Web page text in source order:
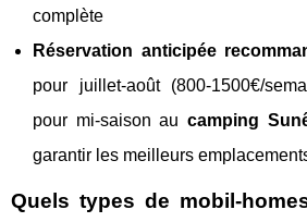
complète
Réservation anticipée
pour juillet-août (800-1500€/
pour mi-saison au camping
garantir les meilleurs
Quels types de mobil-